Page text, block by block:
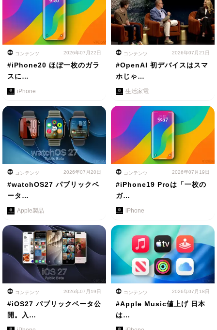
コンテンツ 2026年07月22日
#iPhone20 ほぼ一枚のガラ
スに…
iPhone
コンテンツ 2026年07月21日
#OpenAI 初デバイスはスマ
ホじゃ…
生活家電
コンテンツ 2026年07月20日
#watchOS27 パブリックベ
ータ…
Apple製品
コンテンツ 2026年07月19日
#iPhone19 Proは「一枚の
ガ…
iPhone
コンテンツ 2026年07月19日
#iOS27 パブリックベータ公
開。入…
コンテンツ 2026年07月18日
#Apple Music値上げ 日本
は…